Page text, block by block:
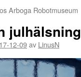
Arboga Robotmuseum
julhälsning
12-09av LinusN